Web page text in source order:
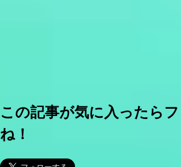
この記事が気に入ったら
ね！